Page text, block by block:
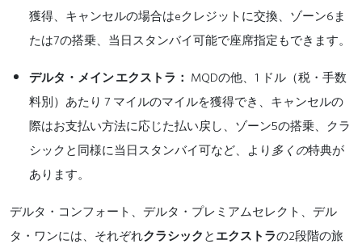
獲得、キャンセルの場合はeクレジットに交換、ゾーン6 ま
たは7の搭乗、当日スタンバイ可能で座席指定もできます。
デルタ・メインエクストラ： MQDの他、 1
ドル（税・手数
料別）あたり 7 マイルのマイルを獲得でき、キャンセルの
際はお支払い方法に応じた払い戻し、ゾーン5の搭乗 、クラ
シックと同様に当日スタンバイ可など、より 多くの特典が
あります。
デルタ・コンフォート、デルタ・プレミアムセレクト、デル
タ・ワンには、それぞれクラシック と エクストラの2段階の旅